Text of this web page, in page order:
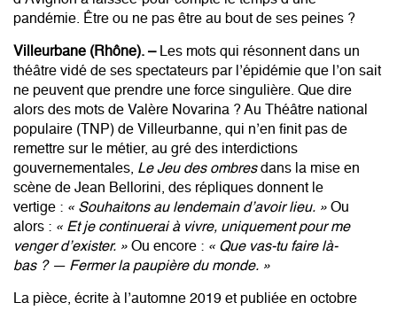
pandémie. Être ou ne pas être au bout de ses peines ?
Villeurbane (Rhône). –Les mots qui résonnent dans un
théâtre vidé de ses spectateurs par l’épidémie que l’on sait
ne peuvent que prendre une force singulière. Que dire
alors des mots de Valère Novarina ? Au Théâtre national
populaire (TNP) de Villeurbanne, qui n’en finit pas de
remettre sur le métier, au gré des interdictions
gouvernementales, Le Jeu des ombresdans la mise en
scène de Jean Bellorini, des répliques donnent le
vertige : « Souhaitons au lendemain d’avoir lieu. » Ou
alors : « Et je continuerai à vivre, uniquement pour me
venger d’exister. » Ou encore : « Que vas-tu faire là-
bas ? — Fermer la paupière du monde. »
La pièce, écrite à l’automne 2019 et publiée en octobre